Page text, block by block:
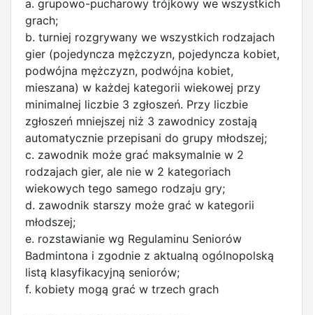
a. grupowo-pucharowy trójkowy we wszystkich
grach;
b. turniej rozgrywany we wszystkich rodzajach
gier (pojedyncza mężczyzn, pojedyncza kobiet,
podwójna mężczyzn, podwójna kobiet,
mieszana) w każdej kategorii wiekowej przy
minimalnej liczbie 3 zgłoszeń. Przy liczbie
zgłoszeń mniejszej niż 3 zawodnicy zostają
automatycznie przepisani do grupy młodszej;
c. zawodnik może grać maksymalnie w 2
rodzajach gier, ale nie w 2 kategoriach
wiekowych tego samego rodzaju gry;
d. zawodnik starszy może grać w kategorii
młodszej;
e. rozstawianie wg Regulaminu Seniorów
Badmintona i zgodnie z aktualną ogólnopolską
listą klasyfikacyjną seniorów;
f. kobiety mogą grać w trzech grach